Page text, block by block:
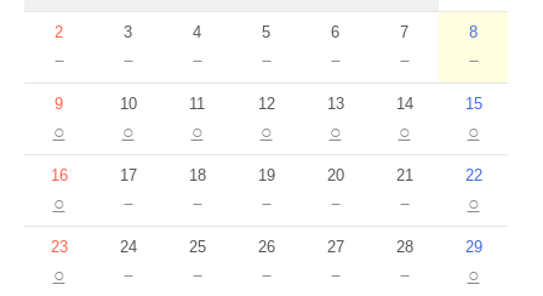
2
－
3
－
4
－
5
－
6
－
7
－
8
－
9
○
10
○
11
○
12
○
13
○
14
○
15
○
16
○
17
－
18
－
19
－
20
－
21
－
22
○
23
○
24
－
25
－
26
－
27
－
28
－
29
○